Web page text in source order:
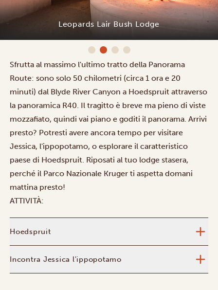
Leopards Lair Bush Lodge
Sfrutta al massimo l'ultimo tratto della Panorama
Route: sono solo 50 chilometri (circa 1 ora e 20
minuti) dal Blyde River Canyon a Hoedspruit attraverso
la panoramica R40. Il tragitto è breve ma pieno di viste
mozzafiato, quindi vai piano e goditi il panorama. Arrivi
presto? Potresti avere ancora tempo per visitare
Jessica, l'ippopotamo, o esplorare il caratteristico
paese di Hoedspruit. Riposati al tuo lodge stasera,
perché il Parco Nazionale Kruger ti aspetta domani
mattina presto!
ATTIVITÀ:
Hoedspruit
Incontra Jessica l'ippopotamo